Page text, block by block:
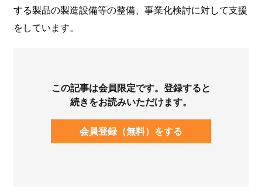
する製品の製造設備等の整備、事業化検討に対して支援
をしています。
この記事は会員限定です。登録すると
続きをお読みいただけます。
会員登録（無料）をする